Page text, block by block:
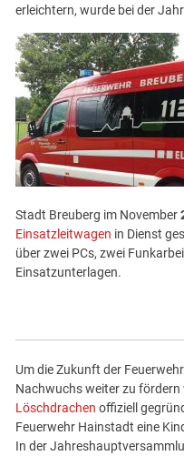
erleichtern, wurde bei der
Stadt Breuberg im November
Einsatzleitwagen in Dienst
über zwei PCs, zwei
Einsatzunterlagen.
Um die Zukunft der
Nachwuchs weiter zu
Löschdrachen offiziell
Feuerwehr Hainstadt eine
In der